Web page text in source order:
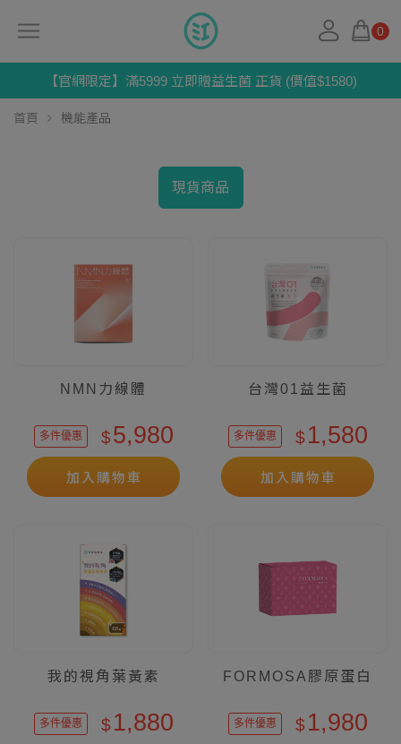
0
【官網限定】滿5999 立即贈益生菌 正貨 (價值$1580)
首頁 機能產品
現貨商品
NMN力線體
多件優惠 $5,980
加入購物車
台灣01益生菌
多件優惠 $ 1,580
加入購物車
我的視角葉黃素
多件優惠 $ 1,880
FORMOSA膠原蛋白
多件優惠 $ 1,980